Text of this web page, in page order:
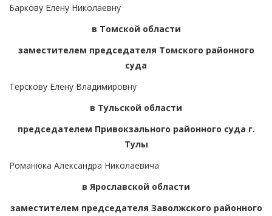
Баркову Елену Николаевну
в Томской области
заместителем председателя Томского районного
суда
Терскову Елену Владимировну
в Тульской области
председателем Привокзального районного суда г.
Тулы
Романюка Александра Николаевича
в Ярославской области
заместителем председателя Заволжского районного